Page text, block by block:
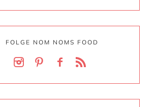
FOLGE NOM NOMS FOOD